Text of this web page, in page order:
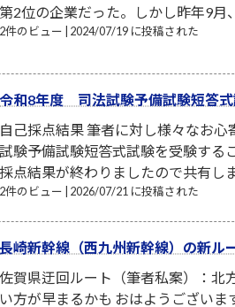
第2位の企業だった。しかし昨年9月
2件のビュー 2024/07/19 に投稿された
令和8年度 司法試験予備試験短答
自己採点結果 筆者に対し様々なお
試験予備試験短答式試験を受験する
採点結果が終わりましたので共
2件のビュー 2026/07/21 に投稿された
長崎新幹線（西九州新幹線）の新ル
佐賀県迂回ルート（筆者私案）：北
い方が早まるかも おはようござい